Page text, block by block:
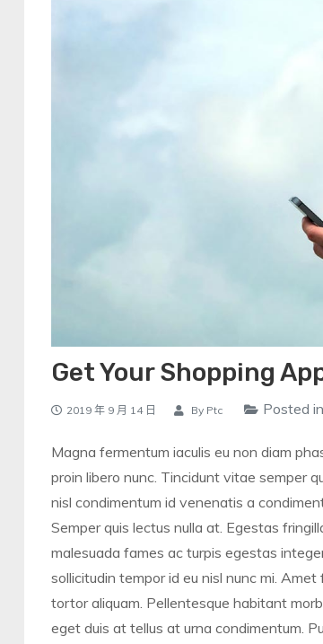
Get Your Shopping
2019 年 9 月 14 日 By Ptc Posted
Magna fermentum iaculis eu non diam
proin libero nunc. Tincidunt vitae semper
nisl condimentum id venenatis a
Semper quis lectus nulla at. Egestas
malesuada fames ac turpis egestas
sollicitudin tempor id eu nisl nunc mi.
tortor aliquam. Pellentesque habitant
eget duis at tellus at urna condimentum.